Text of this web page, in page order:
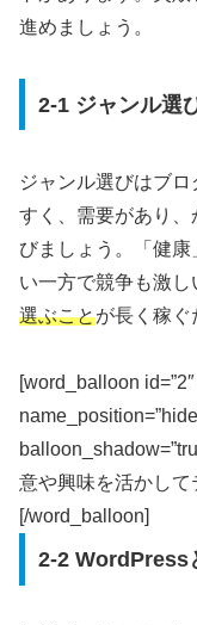
進めましょう。
2-1 ジャンル選
ジャンル選びはブ
すく、需要があり
びましょう。「健
い一方で競争も激し
選ぶことが長く稼ぐ
[word_balloon
意や興味を活かして
[/word_balloon]
2-2 WordPress